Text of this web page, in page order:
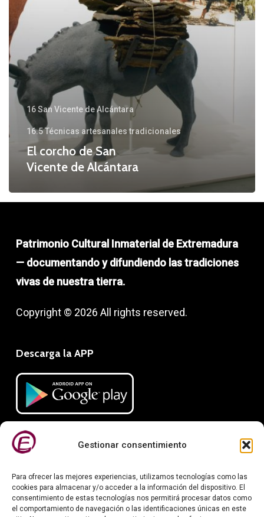
Gestionar consentimiento
Para ofrecer las mejores experiencias, utilizamos tecnologías como las
cookies para almacenar y/o acceder a la información del dispositivo. El
consentimiento de estas tecnologías nos permitirá procesar datos como
el comportamiento de navegación o las identificaciones únicas en este
16 San Vicente de Alcántara
16.5 Técnicas artesanales tradicionales
El corcho de San
Vicente de Alcántara
Patrimonio Cultural Inmaterial de Extremadura
— documentando y difundiendo las tradiciones
vivas de nuestra tierra.
Copyright © 2026 All rights reserved.
Descarga la APP